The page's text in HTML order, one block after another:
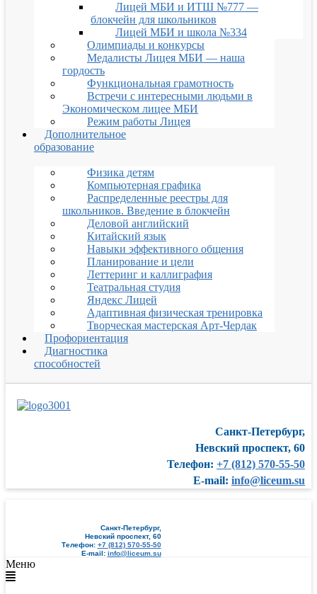
Лицей МБИ и ИТШ №777 —
блокчейн для школьников
Лицей МБИ и школа №334
Олимпиады и конкурсы
Медалисты Лицея МБИ — наша
гордость
Функциональная грамотность
Встречи с интересными людьми в
Экономическом лицее МБИ
Режим работы Лицея
Дополнительное
образование
Физика детям
Компьютерная графика
Распределенные реестры для
школьников. Введение в блокчейн
Деловой английский
Китайский язык
Навыки эффективного общения
Планирование и цели
Леттеринг и каллиграфия
Театральная студия
Яндекс Лицей
Адаптивная физическая тренировка
Творческая мастерская Арт-Чердак
Профориентация
Диагностика
способностей
Санкт-Петербург,
Невский проспект, 60
Телефон: +7 (812) 570-55-50
E-mail: info@liceum.su
Санкт-Петербург,
Невский проспект, 60
Телефон: +7 (812) 570-55-50
E-mail: info@liceum.su
Меню